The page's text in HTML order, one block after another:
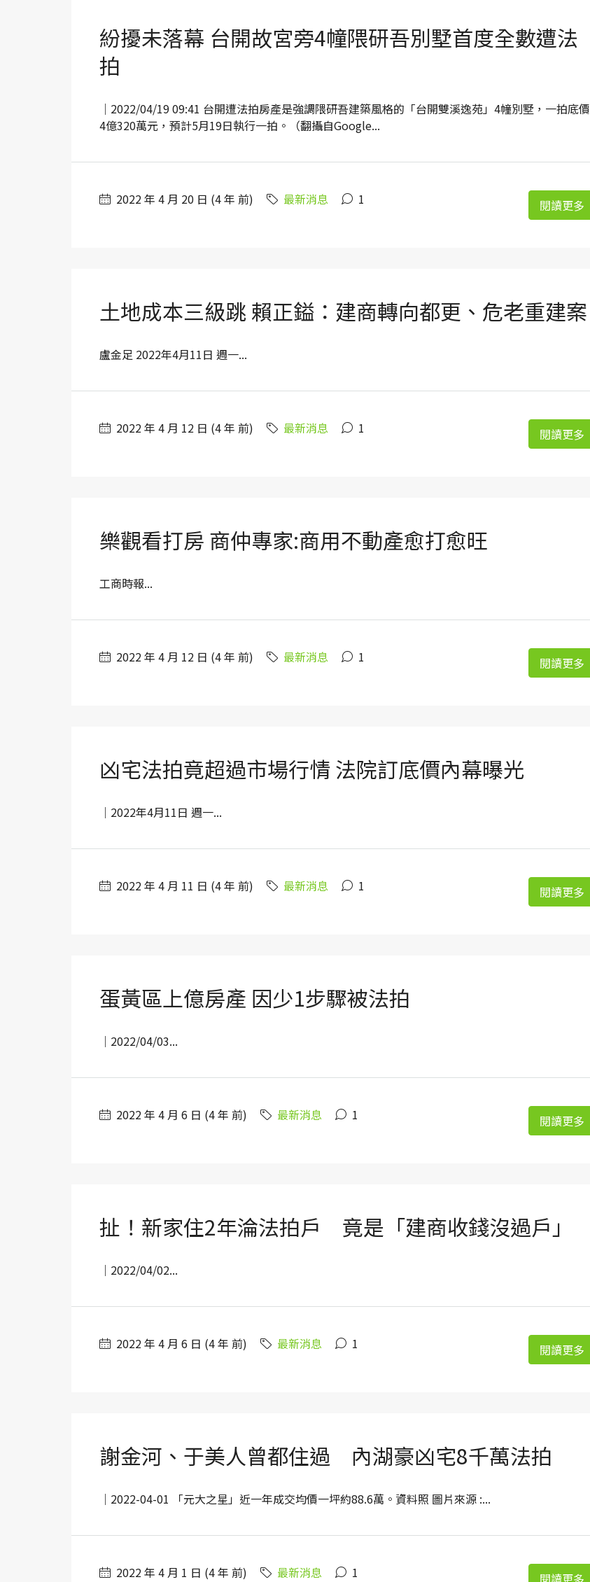
紛擾未落幕 台開故宮旁4幢隈研吾別墅首度全數遭法
拍
｜2022/04/19 09:41 台開遭法拍房產是強調隈研吾建築風格的「台開雙溪逸苑」4幢別墅，一拍底價
4億320萬元，預計5月19日執行一拍。（翻攝自Google...
2022 年 4 月 20 日 (4 年 前) 最新消息 1 閱讀更多
土地成本三級跳 賴正鎰：建商轉向都更、危老重建案
盧金足 2022年4月11日 週一...
2022 年 4 月 12 日 (4 年 前) 最新消息 1 閱讀更多
樂觀看打房 商仲專家:商用不動產愈打愈旺
工商時報...
2022 年 4 月 12 日 (4 年 前) 最新消息 1 閱讀更多
凶宅法拍竟超過市場行情 法院訂底價內幕曝光
｜2022年4月11日 週一...
2022 年 4 月 11 日 (4 年 前) 最新消息 1 閱讀更多
蛋黃區上億房產 因少1步驟被法拍
｜2022/04/03...
2022 年 4 月 6 日 (4 年 前) 最新消息 1 閱讀更多
扯！新家住2年淪法拍戶 竟是「建商收錢沒過戶」
｜2022/04/02...
2022 年 4 月 6 日 (4 年 前) 最新消息 1 閱讀更多
謝金河、于美人曾都住過 內湖豪凶宅8千萬法拍
｜2022-04-01 「元大之星」近一年成交均價一坪約88.6萬。資料照 圖片來源 :...
2022 年 4 月 1 日 (4 年 前) 最新消息 1 閱讀更多